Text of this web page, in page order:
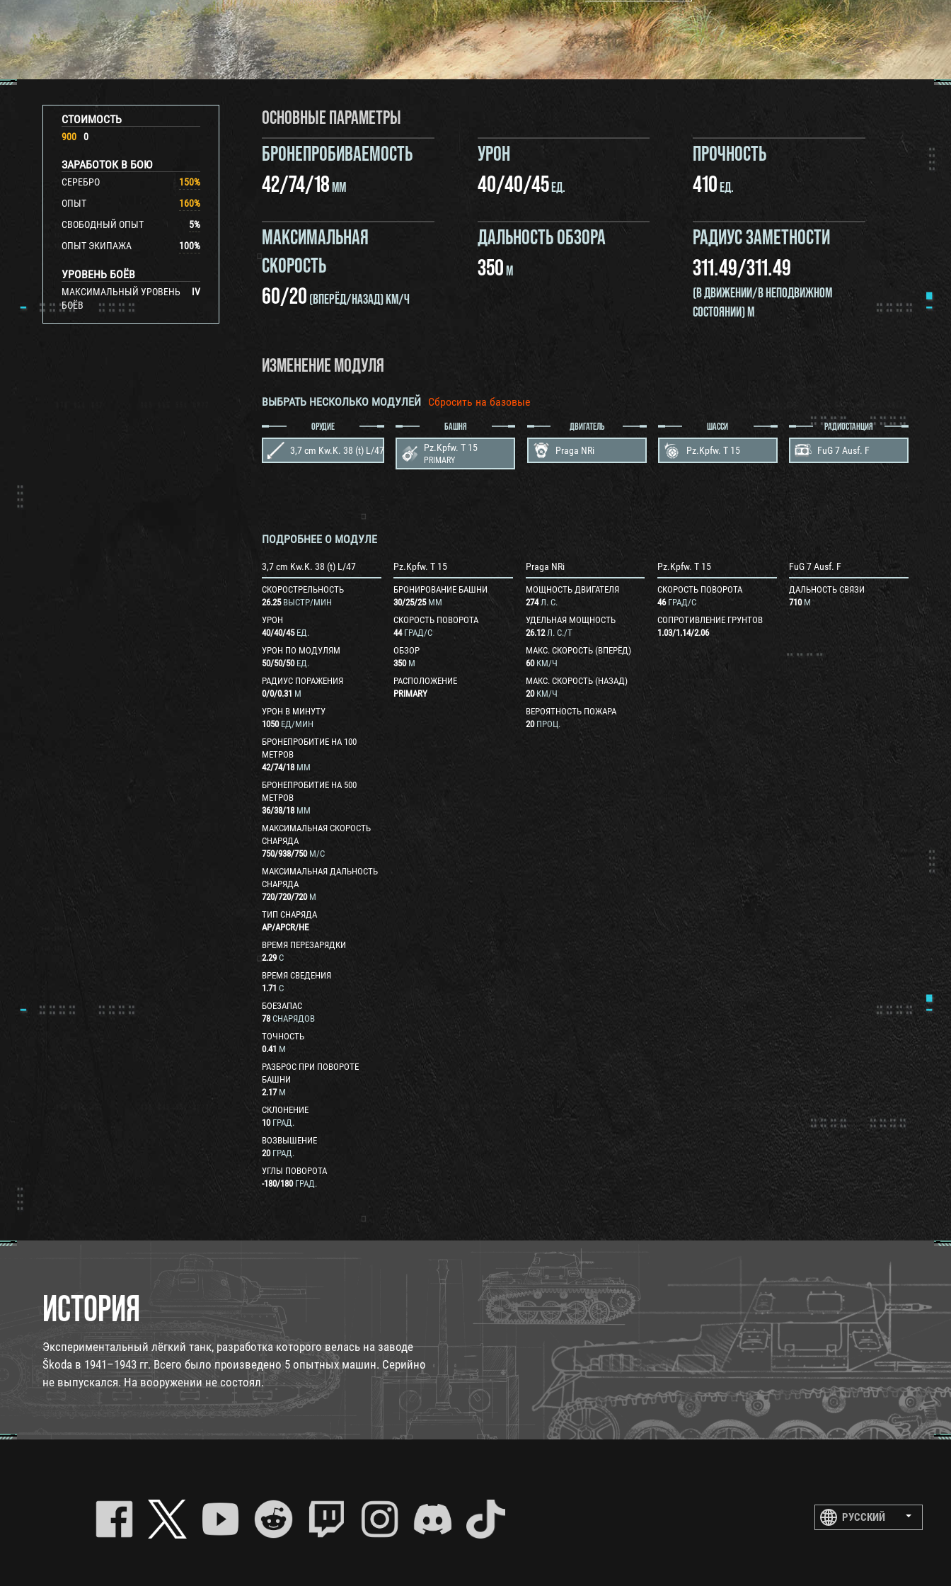
СТОИМОСТЬ
900 0
ЗАРАБОТОК В БОЮ
СЕРЕБРО 150%
ОПЫТ
160%
СВОБОДНЫЙ ОПЫТ
5%
ОПЫТ ЭКИПАЖА
100%
УРОВЕНЬ БОЁВ
МАКСИМАЛЬНЫЙ УРОВЕНЬ
БОЁВ
IV
ОСНОВНЫЕ ПАРАМЕТРЫ
БРОНЕПРОБИВАЕМОСТЬ
42/74/18ММ
УРОН
40/40/45ЕД.
ПРОЧНОСТЬ
410ЕД.
МАКСИМАЛЬНАЯ
СКОРОСТЬ
60/20 (ВПЕРЁД/НАЗАД) КМ/Ч
ДАЛЬНОСТЬ ОБЗОРА
350М
РАДИУС ЗАМЕТНОСТИ
311.49/311.49
(В ДВИЖЕНИИ/В НЕПОДВИЖНОМ
СОСТОЯНИИ) М
ИЗМЕНЕНИЕ МОДУЛЯ
ВЫБРАТЬ НЕСКОЛЬКО МОДУЛЕЙ Сбросить на базовые
ОРУДИЕ
3,7 cm Kw.K. 38 (t) L/47
БАШНЯ
Pz.Kpfw. T 15
PRIMARY
ДВИГАТЕЛЬ
Praga NRi
ШАССИ
Pz.Kpfw. T 15
РАДИОСТАНЦИЯ
FuG 7 Ausf. F
ПОДРОБНЕЕ О МОДУЛЕ
3,7 cm Kw.K. 38 (t) L/47
СКОРОСТРЕЛЬНОСТЬ
26.25 ВЫСТР/МИН
УРОН
40/40/45 ЕД.
УРОН ПО МОДУЛЯМ
50/50/50 ЕД.
РАДИУС ПОРАЖЕНИЯ
0/0/0.31 М
УРОН В МИНУТУ
1050 ЕД/МИН
БРОНЕПРОБИТИЕ НА 100
МЕТРОВ
42/74/18 ММ
БРОНЕПРОБИТИЕ НА 500
МЕТРОВ
36/38/18 ММ
МАКСИМАЛЬНАЯ СКОРОСТЬ
СНАРЯДА
750/938/750 М/С
МАКСИМАЛЬНАЯ ДАЛЬНОСТЬ
СНАРЯДА
720/720/720 М
ТИП СНАРЯДА
AP/APCR/HE
ВРЕМЯ ПЕРЕЗАРЯДКИ
2.29 С
ВРЕМЯ СВЕДЕНИЯ
1.71 С
БОЕЗАПАС
78 СНАРЯДОВ
ТОЧНОСТЬ
0.41 М
РАЗБРОС ПРИ ПОВОРОТЕ
БАШНИ
2.17 М
СКЛОНЕНИЕ
10 ГРАД.
ВОЗВЫШЕНИЕ
20 ГРАД.
УГЛЫ ПОВОРОТА
-180/180 ГРАД.
Pz.Kpfw. T 15
БРОНИРОВАНИЕ БАШНИ
30/25/25 ММ
СКОРОСТЬ ПОВОРОТА
44 ГРАД/С
ОБЗОР
350 М
РАСПОЛОЖЕНИЕ
PRIMARY
Praga NRi
МОЩНОСТЬ ДВИГАТЕЛЯ
274 Л. С.
УДЕЛЬНАЯ МОЩНОСТЬ
26.12 Л. С./Т
МАКС. СКОРОСТЬ (ВПЕРЁД)
60 КМ/Ч
МАКС. СКОРОСТЬ (НАЗАД)
20 КМ/Ч
ВЕРОЯТНОСТЬ ПОЖАРА
20 ПРОЦ.
Pz.Kpfw. T 15
СКОРОСТЬ ПОВОРОТА
46 ГРАД/С
СОПРОТИВЛЕНИЕ ГРУНТОВ
1.03/1.14/2.06
FuG 7 Ausf. F
ДАЛЬНОСТЬ СВЯЗИ
710 М
ИСТОРИЯ
Экспериментальный лёгкий танк, разработка которого велась на заводе
Škoda в 1941–1943 гг. Всего было произведено 5 опытных машин. Серийно
не выпускался. На вооружении не состоял.